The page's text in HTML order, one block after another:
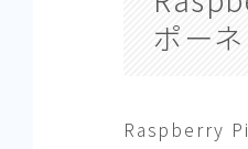
ポー
Raspberry Pi